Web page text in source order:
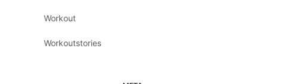
Workout
Workoutstories